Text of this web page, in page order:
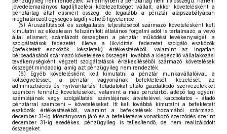
jövedelemarányos tagdíjfizetési kötelezettséget vállalt, akkor követelésként a
pénztártag által elismert összeg, de legalább a pénztár alapszabályában
meghatározott egységes tagdíj vehető figyelembe.
(5) Áruszállításból és szolgáltatás teljesítéséből származó követelésként kell
kimutatni az előzetesen felszámított általános forgalmi adót is tartalmazó, a vevő
által elismert, számlázott összegben a pénztár működési tevékenységét, a
szolgáltatások fedezetét, illetve a likviditási fedezetet szolgáló eszközök
(befektetett eszközök, készletek) értékesítéséből, valamint az ingatlan
bérbeadásából származó követelések összegét, továbbá a kiegészítő vállalakozási
tevékenységként végzett szolgáltatások értékesítéséből származó követelések
összegét mindaddig, amíg azt pénzügyileg nem rendezték.
(6) Egyéb követelésként kell kimutatni a pénztár munkavállalóival, a
költségvetéssel, a pénztár vagyonának befektetését, kezelését, az
adminisztrációs és nyilvántartási feladatokat ellátó gazdálkodó szervezetekkel
szemben fennálló követeléseket, valamint a más pénztárból átlépő tag egyéni
számlájának vagy szolgáltatási számlájának átvételével kapcsolatos – átadó
pénztárral szembeni – követeléseket. Itt kell továbbá kimutatni a befektetett
eszközök értékesítéséből, valamint a befektetések hozamából származó,
december 31-ig időarányosan járó és a befektetésre vonatkozó szerződés szerint
december 31-ig esedékes, pénzügyileg is teljesítendő, de nem realizálódott
összegeket.